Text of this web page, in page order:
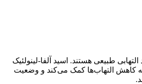
طبیعی هستند. اسید آلفا-لینولئیک
به کاهش التهاب‌ها کمک می‌کند و وضعیت